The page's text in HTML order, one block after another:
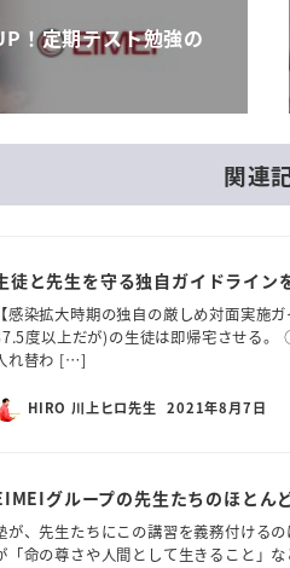
！定期テスト勉強の
関連
徒と先生を守る独自ガイドライン
【感染拡大時期の独自の厳しめ対面実
度以上だが)の生徒は即帰宅させる
れ替わ […]
HIRO 川上ヒロ先生 2021年8月7日
グループの先生たちのほとん
が、先生たちにこの講習を義務付ける
「命の尊さや人間として生きること」